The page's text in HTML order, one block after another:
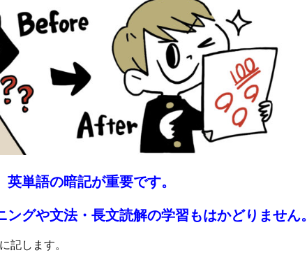
単語の暗記が重要です。
ングや文法・長文読解の学習もはかどりません
記します。